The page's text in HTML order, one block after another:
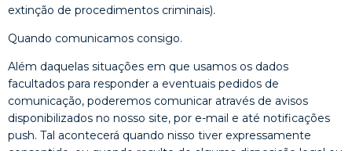
extinção de procedimentos criminais).
Quando comunicamos consigo.
Além daquelas situações em que usamos os dados
facultados para responder a eventuais pedidos de
comunicação, poderemos comunicar através de avisos
disponibilizados no nosso site, por e-mail e até notificações
push. Tal acontecerá quando nisso tiver expressamente